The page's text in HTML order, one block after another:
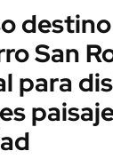
San
para